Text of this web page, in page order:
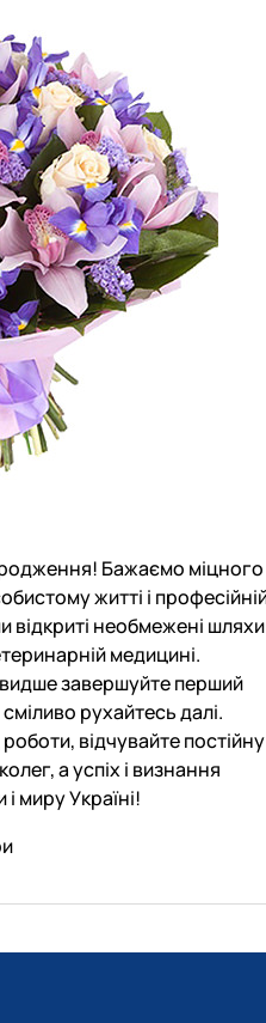
Бажаємо міцного
житті і
відкриті необмежені шляхи
медицині.
завершуйте перший
рухайтесь далі.
відчувайте постійну
а успіх і визнання
миру Україні!